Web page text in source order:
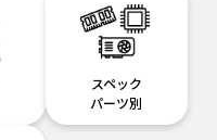
スペック
パーツ別